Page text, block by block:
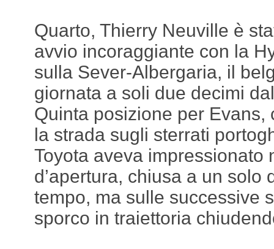
Quarto, Thierry Neuville è
avvio incoraggiante con la
sulla Sever-Albergaria, il
giornata a soli due decimi
Quinta posizione per Evans,
la strada sugli sterrati
Toyota aveva impressionato
d’apertura, chiusa a un solo
tempo, ma sulle successive
sporco in traiettoria